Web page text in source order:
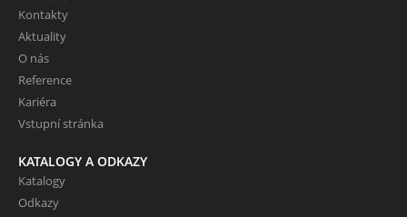
Kontakty
Aktuality
O nás
Reference
Kariéra
Vstupní stránka
KATALOGY A ODKAZY
Katalogy
Odkazy